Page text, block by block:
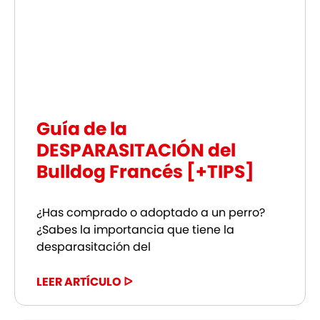
Guía de la
DESPARASITACIÓN del
Bulldog Francés [+TIPS]
¿Has comprado o adoptado a un perro?
¿Sabes la importancia que tiene la
desparasitación del
LEER ARTÍCULO ᐅ